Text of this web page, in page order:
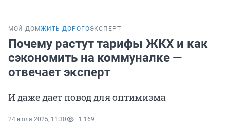
МОЙ ДОМЖИТЬ ДОРОГОЭКСПЕРТ
Почему растут тарифы ЖКХ и как
сэкономить на коммуналке —
отвечает эксперт
И даже дает повод для оптимизма
24 июля 2025, 11:30 1 169